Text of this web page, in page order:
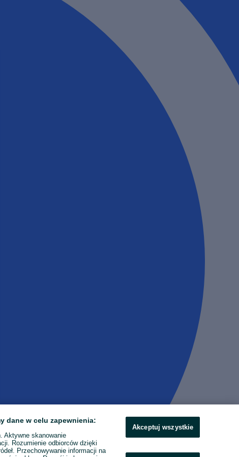
dane w celu zapewnienia:
Aktywne skanowanie
Rozumienie odbiorców dzięki
Przechowywanie informacji na
Akceptuj wszystkie